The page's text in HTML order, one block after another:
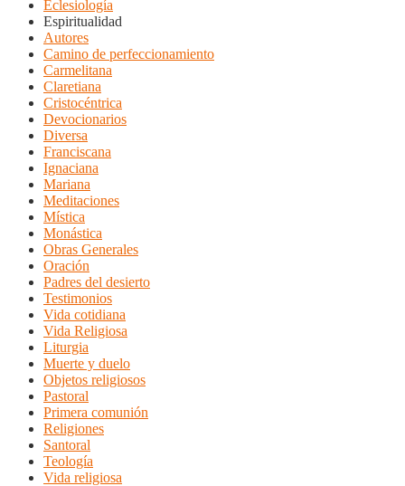
Eclesiología
Espiritualidad
Autores
Camino de perfeccionamiento
Carmelitana
Claretiana
Cristocéntrica
Devocionarios
Diversa
Franciscana
Ignaciana
Mariana
Meditaciones
Mística
Monástica
Obras Generales
Oración
Padres del desierto
Testimonios
Vida cotidiana
Vida Religiosa
Liturgia
Muerte y duelo
Objetos religiosos
Pastoral
Primera comunión
Religiones
Santoral
Teología
Vida religiosa